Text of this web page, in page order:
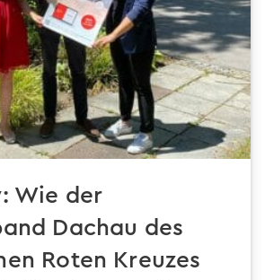
Wie der
Dachau des
Roten Kreuzes